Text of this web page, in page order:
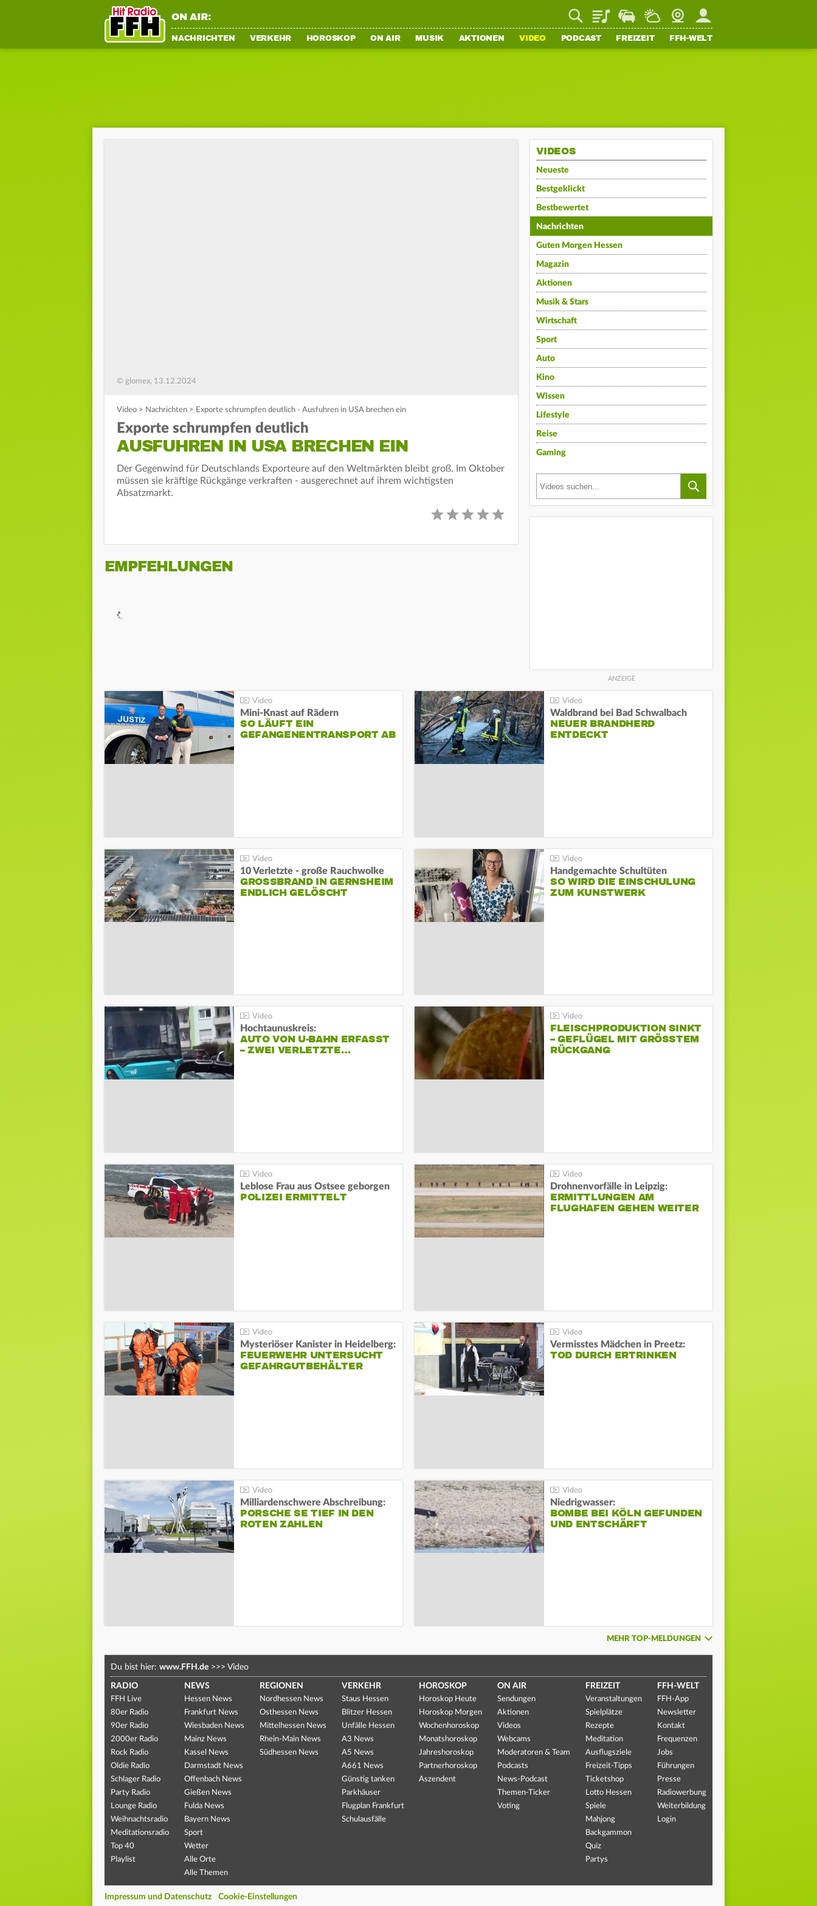
ON AIR: PlaylistStaupilotWetterWebcamMein FFH
NACHRICHTEN VERKEHR HOROSKOP ON AIR MUSIK AKTIONEN VIDEO PODCAST FREIZEIT FFH-WELT
© glomex, 13.12.2024
Video > Nachrichten > Exporte schrumpfen deutlich - Ausfuhren in USA brechen ein
Exporte schrumpfen deutlich
AUSFUHREN IN USA BRECHEN EIN
Der Gegenwind für Deutschlands Exporteure auf den Weltmärkten bleibt groß. Im Oktober
müssen sie kräftige Rückgänge verkraften - ausgerechnet auf ihrem wichtigsten
Absatzmarkt.
EMPFEHLUNGEN
VIDEOS
Neueste
Bestgeklickt
Bestbewertet
Nachrichten
Guten Morgen Hessen
Magazin
Aktionen
Musik & Stars
Wirtschaft
Sport
Auto
Kino
Wissen
Lifestyle
Reise
Gaming
Mini-Knast auf Rädern
SO LÄUFT EIN
GEFANGENENTRANSPORT AB
Waldbrand bei Bad Schwalbach
NEUER BRANDHERD
ENTDECKT
10 Verletzte - große Rauchwolke
GROSSBRAND IN GERNSHEIM E
NDLICH GELÖSCHT
Handgemachte Schultüten
SO WIRD DIE EINSCHULUNG
ZUM KUNSTWERK
Hochtaunuskreis:
AUTO VON U-BAHN ERFASST
– ZWEI VERLETZTE…
FLEISCHPRODUKTION SINKT
– GEFLÜGEL MIT GRÖSSTEM R
ÜCKGANG
Leblose Frau aus Ostsee geborgen
POLIZEI ERMITTELT
Drohnenvorfälle in Leipzig:
ERMITTLUNGEN AM
FLUGHAFEN GEHEN WEITER
Mysteriöser Kanister in Heidelberg:
FEUERWEHR UNTERSUCHT
GEFAHRGUTBEHÄLTER
Vermisstes Mädchen in Preetz:
TOD DURCH ERTRINKEN
Milliardenschwere Abschreibung:
PORSCHE SE TIEF IN DEN
ROTEN ZAHLEN
Niedrigwasser:
BOMBE BEI KÖLN GEFUNDEN
UND ENTSCHÄRFT
MEHR TOP-MELDUNGEN
Du bist hier: www.FFH.de >>> Video
RADIO
FFH Live
80er Radio
90er Radio
2000er Radio
Rock Radio
Oldie Radio
Schlager Radio
Party Radio
Lounge Radio
Weihnachtsradio
Meditationsradio
Top 40
Playlist
NEWS
Hessen News
Frankfurt News
Wiesbaden News
Mainz News
Kassel News
Darmstadt News
Offenbach News
Gießen News
Fulda News
Bayern News
Sport
Wetter
Alle Orte
Alle Themen
REGIONEN
Nordhessen News
Osthessen News
Mittelhessen News
Rhein-Main News
Südhessen News
VERKEHR
Staus Hessen
Blitzer Hessen
Unfälle Hessen
A3 News
A5 News
A661 News
Günstig tanken
Parkhäuser
Flugplan Frankfurt
Schulausfälle
HOROSKOP
Horoskop Heute
Horoskop Morgen
Wochenhoroskop
Monatshoroskop
Jahreshoroskop
Partnerhoroskop
Aszendent
ON AIR
Sendungen
Aktionen
Videos
Webcams
Moderatoren & Team
Podcasts
News-Podcast
Themen-Ticker
Voting
FREIZEIT
Veranstaltungen
Spielplätze
Rezepte
Meditation
Ausflugsziele
Freizeit-Tipps
Ticketshop
Lotto Hessen
Spiele
Mahjong
Backgammon
Quiz
Partys
FFH-WELT
FFH-App
Newsletter
Kontakt
Frequenzen
Jobs
Führungen
Presse
Radiowerbung
Weiterbildung
Login
Impressum und Datenschutz Cookie-Einstellungen